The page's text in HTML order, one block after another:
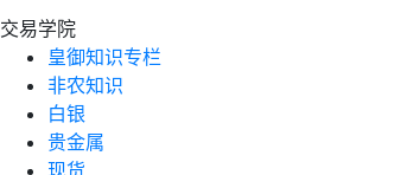
交易学院
皇御知识专栏
非农知识
白银
贵金属
现货